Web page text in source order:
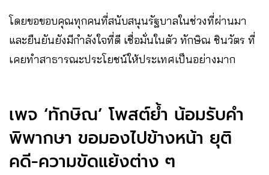
โดยขอขอบคุณทุกคนที่สนับสนุนรัฐบาลในช่วงที่ผ่านมา
และยืนยันยังมีกำลังใจที่ดี เชื่อมั่นในตัว ทักษิณ ชินวัตร ที่
เคยทำสาธารณะประโยชน์ให้ประเทศเป็นอย่างมาก
เพจ ‘ทักษิณ’ โพสต์ย้ำ น้อมรับคำ
พิพากษา ขอมองไปข้างหน้า ยุติ
คดี-ความขัดแย้งต่าง ๆ